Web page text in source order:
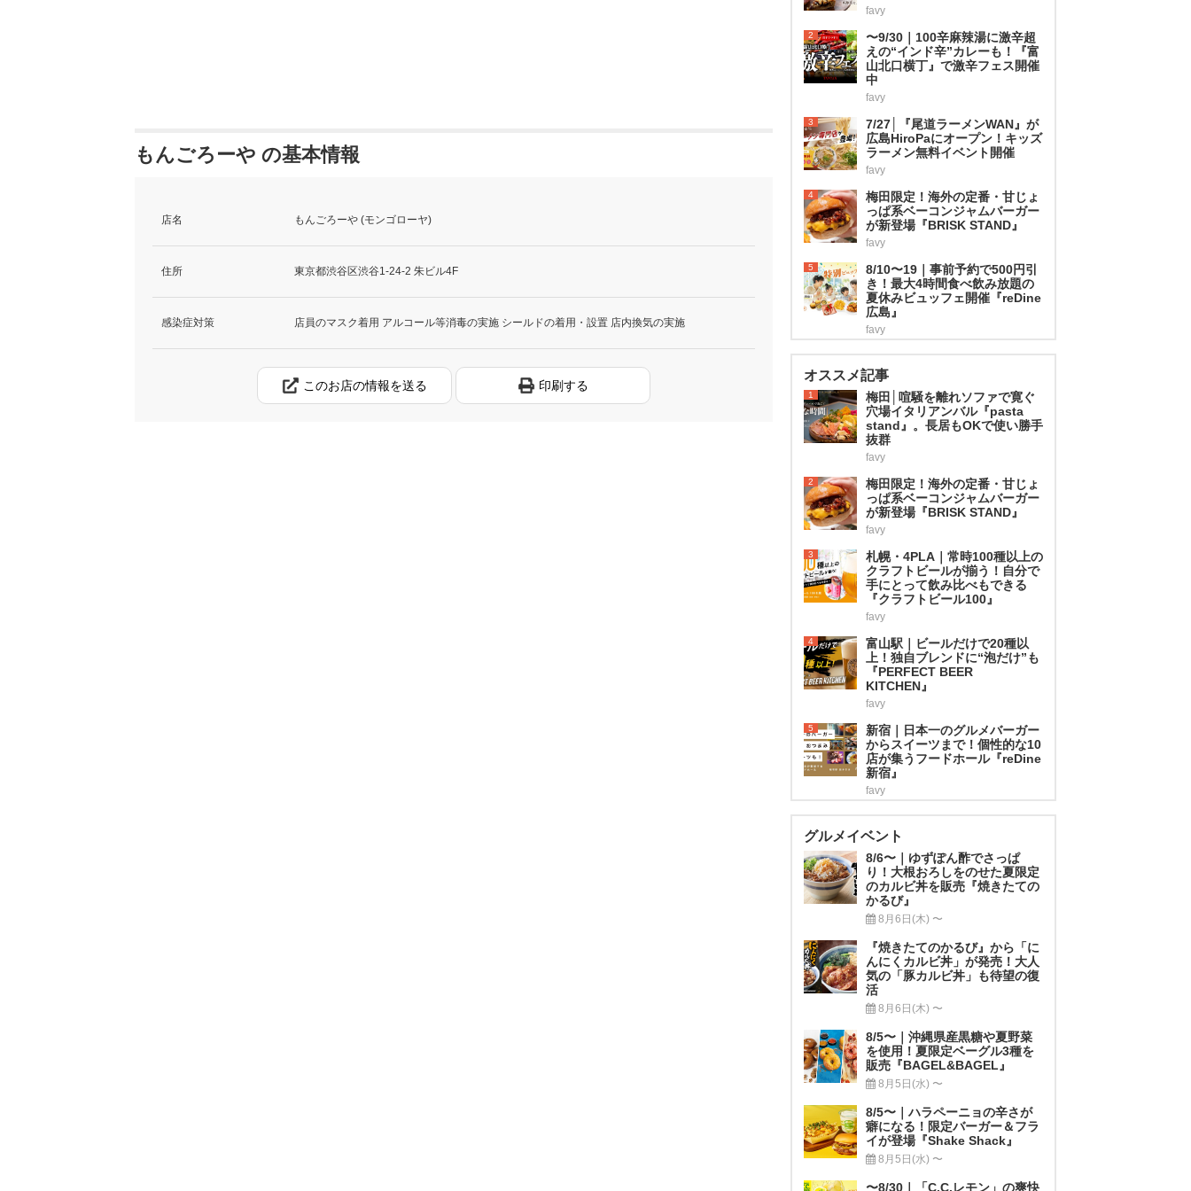
もんごろーや の基本情報
店名 もんごろーや (モンゴローヤ)
住所 東京都渋谷区渋谷1-24-2 朱ビル4F
感染症対策 店員のマスク着用 アルコール等消毒の実施 シールドの着用・設置 店内換気の実施
このお店の情報を送る 印刷する
favy
2
〜9/30｜100辛麻辣湯に激辛超
えの“インド辛”カレーも！『富
山北口横丁』で激辛フェス開催
中
favy
3
7/27│『尾道ラーメンWAN』が
広島HiroPaにオープン！キッズ
ラーメン無料イベント開催
favy
4
梅田限定！海外の定番・甘じょ
っぱ系ベーコンジャムバーガー
が新登場『BRISK STAND』
favy
5
8/10〜19｜事前予約で500円引
き！最大4時間食べ飲み放題の
夏休みビュッフェ開催『reDine
広島』
favy
オススメ記事
1
梅田│喧騒を離れソファで寛ぐ
穴場イタリアンバル『pasta
stand』。長居もOKで使い勝手
抜群
favy
2
梅田限定！海外の定番・甘じょ
っぱ系ベーコンジャムバーガー
が新登場『BRISK STAND』
favy
3
札幌・4PLA｜常時100種以上の
クラフトビールが揃う！自分で
手にとって飲み比べもできる
『クラフトビール100』
favy
4
富山駅｜ビールだけで20種以
上！独自ブレンドに“泡だけ”も
『PERFECT BEER
KITCHEN』
favy
5
新宿｜日本一のグルメバーガー
からスイーツまで！個性的な10
店が集うフードホール『reDine
新宿』
favy
グルメイベント
8/6〜｜ゆずぽん酢でさっぱ
り！大根おろしをのせた夏限定
のカルビ丼を販売『焼きたての
かるび』
8月6日(木) 〜
『焼きたてのかるび』から「に
んにくカルビ丼」が発売！大人
気の「豚カルビ丼」も待望の復
活
8月6日(木) 〜
8/5〜｜沖縄県産黒糖や夏野菜
を使用！夏限定ベーグル3種を
販売『BAGEL&BAGEL』
8月5日(水) 〜
8/5〜｜ハラペーニョの辛さが
癖になる！限定バーガー＆フラ
イが登場『Shake Shack』
8月5日(水) 〜
〜8/30｜「C.C.レモン」の爽快